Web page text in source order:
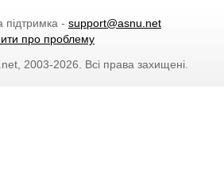
підтримка - support@asnu.net
про проблему
2003-2026. Всі права захищені.